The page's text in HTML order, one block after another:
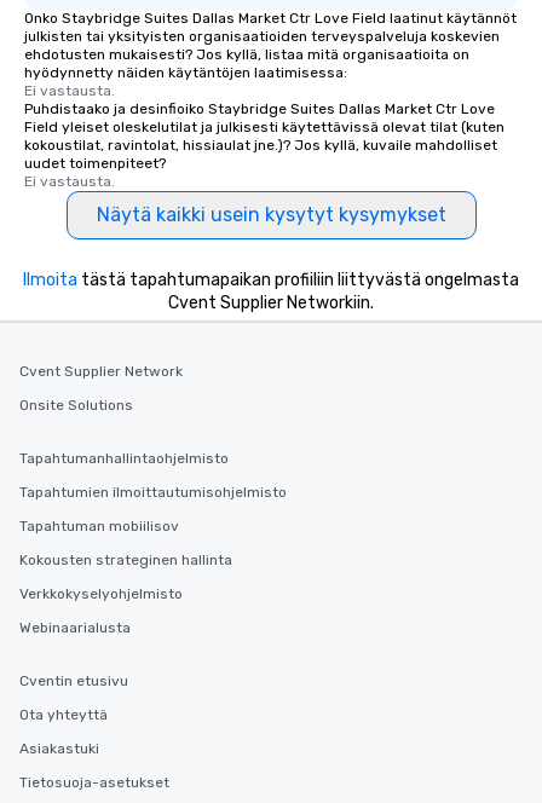
Onko Staybridge Suites Dallas Market Ctr Love Field laatinut käytännöt
julkisten tai yksityisten organisaatioiden terveyspalveluja koskevien
ehdotusten mukaisesti? Jos kyllä, listaa mitä organisaatioita on
hyödynnetty näiden käytäntöjen laatimisessa:
Ei vastausta.
Puhdistaako ja desinfioiko Staybridge Suites Dallas Market Ctr Love
Field yleiset oleskelutilat ja julkisesti käytettävissä olevat tilat (kuten
kokoustilat, ravintolat, hissiaulat jne.)? Jos kyllä, kuvaile mahdolliset
uudet toimenpiteet?
Ei vastausta.
Näytä kaikki usein kysytyt kysymykset
Ilmoita tästä tapahtumapaikan profiiliin liittyvästä ongelmasta
Cvent Supplier Networkiin.
Cvent Supplier Network
Onsite Solutions
Tapahtumanhallintaohjelmisto
Tapahtumien ilmoittautumisohjelmisto
Tapahtuman mobiilisov
Kokousten strateginen hallinta
Verkkokyselyohjelmisto
Webinaarialusta
Cventin etusivu
Ota yhteyttä
Asiakastuki
Tietosuoja-asetukset